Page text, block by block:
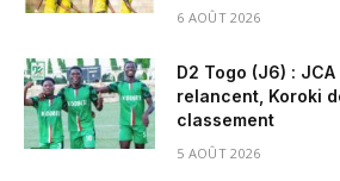
6 AOÛT 2026
D2 Togo (J6) :
relancent, Koroki
classement
5 AOÛT 2026